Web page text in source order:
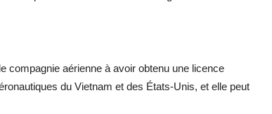
compagnie aérienne à avoir obtenu une licence
du Vietnam et des États-Unis, et elle peut